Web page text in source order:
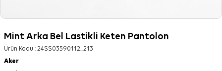
Mint Arka Bel Lastikli Keten Pantolon
Ürün Kodu : 24SS03590112_213
Aker